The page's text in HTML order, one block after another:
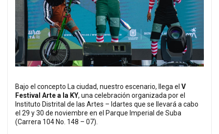
Bajo el concepto La ciudad, nuestro escenario, llega el V
Festival Arte a la KY, una celebración organizada por el
Instituto Distrital de las Artes – Idartes que se llevará a cabo
el 29 y 30 de noviembre en el Parque Imperial de Suba
(Carrera 104 No. 148 – 07).